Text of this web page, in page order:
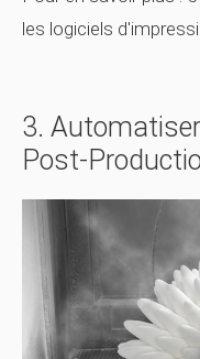
les logiciels
3.
Post-